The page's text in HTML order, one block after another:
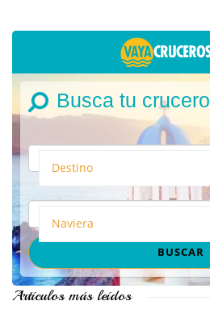
Busca tu crucero
Destino
Naviera
Artículos más leídos